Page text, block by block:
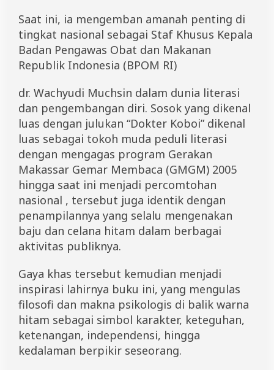
Saat ini, ia mengemban amanah penting di
tingkat nasional sebagai Staf Khusus Kepala
Badan Pengawas Obat dan Makanan
Republik Indonesia (BPOM RI)
dr. Wachyudi Muchsin dalam dunia literasi
dan pengembangan diri. Sosok yang dikenal
luas dengan julukan “Dokter Koboi” dikenal
luas sebagai tokoh muda peduli literasi
dengan mengagas program Gerakan
Makassar Gemar Membaca (GMGM) 2005
hingga saat ini menjadi percomtohan
nasional , tersebut juga identik dengan
penampilannya yang selalu mengenakan
baju dan celana hitam dalam berbagai
aktivitas publiknya.
Gaya khas tersebut kemudian menjadi
inspirasi lahirnya buku ini, yang mengulas
filosofi dan makna psikologis di balik warna
hitam sebagai simbol karakter, keteguhan,
ketenangan, independensi, hingga
kedalaman berpikir seseorang.